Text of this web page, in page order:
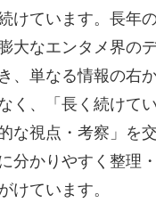
けています。長年
大なエンタメ界の
、単なる情報の右
く、「長く続けて
な視点・考察」を
分かりやすく整理
けています。